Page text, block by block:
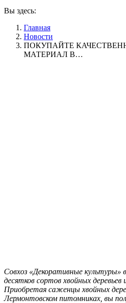
Вы здесь:
Главная
Новости
ПОКУПАЙТЕ
МАТЕРИАЛ В…
Совхоз «Декоративные культуры»
десятков сортов хвойных деревьев
Приобретая саженцы хвойных
Лермонтовском питомниках, вы